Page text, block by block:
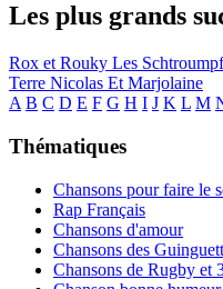
Les plus grands
Rox et Rouky Les
Terre Nicolas Et Marjolaine
A B C D E F G H I J K L M
Thématiques
Chansons pour faire le
Rap Français
Chansons d'amour
Chansons des
Chansons de Rugby et